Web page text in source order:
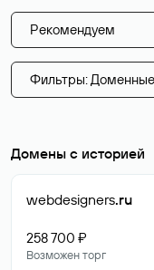
Рекомендуем
Фильтры:
Домены с историей
webdesigners.ru
258 700 ₽
Возможен торг